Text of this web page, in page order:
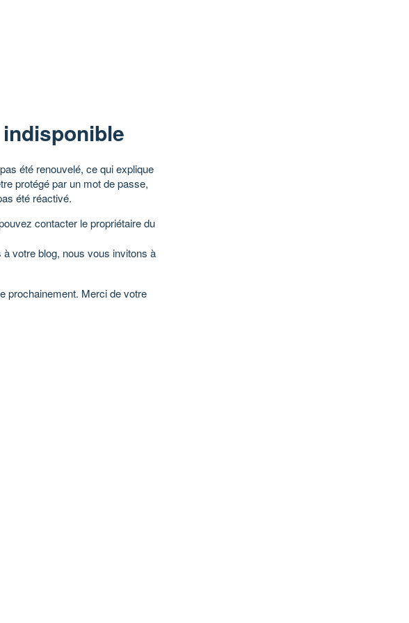
été renouvelé, ce qui explique
protégé par un mot de passe,
été réactivé.
contacter le propriétaire du
votre blog, nous vous invitons à
prochainement. Merci de votre